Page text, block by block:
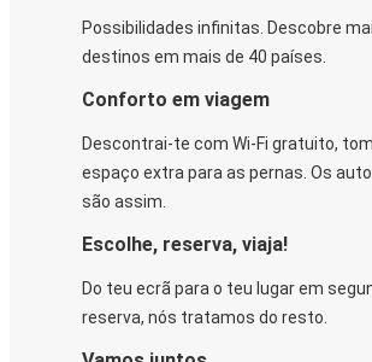
Possibilidades infinitas. Descobre
destinos em mais de 40 países.
Conforto em viagem
Descontrai-te com Wi-Fi gratuito,
espaço extra para as pernas. Os
são assim.
Escolhe, reserva, viaja!
Do teu ecrã para o teu lugar em
reserva, nós tratamos do resto.